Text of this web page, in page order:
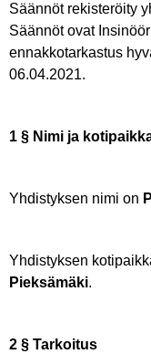
Säännöt rekisteröity
Säännöt ovat
ennakkotarkastus
06.04.2021.
1 § Nimi ja
Yhdistyksen nimi on
Yhdistyksen
Pieksämäki.
2 § Tarkoitus